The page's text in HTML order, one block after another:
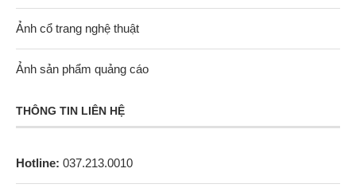
Ảnh cổ trang nghệ thuật
Ảnh sản phẩm quảng cáo
THÔNG TIN LIÊN HỆ
Hotline: 037.213.0010